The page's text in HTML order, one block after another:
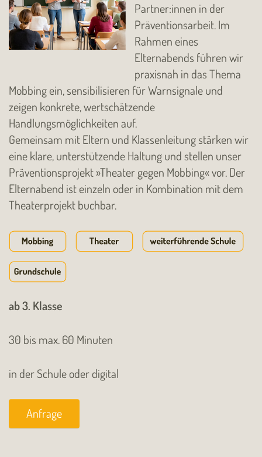
Partner:innen in der
Präventionsarbeit. Im
Rahmen eines
Elternabends führen wir
praxisnah in das Thema
Mobbing ein, sensibilisieren für Warnsignale und
zeigen konkrete, wertschätzende
Handlungsmöglichkeiten auf.
Gemeinsam mit Eltern und Klassenleitung stärken wir
eine klare, unterstützende Haltung und stellen unser
Präventionsprojekt »Theater gegen Mobbing« vor. Der
Elternabend ist einzeln oder in Kombination mit dem
Theaterprojekt buchbar.
ab 3. Klasse
30 bis max. 60 Minuten
in der Schule oder digital
Anfrage